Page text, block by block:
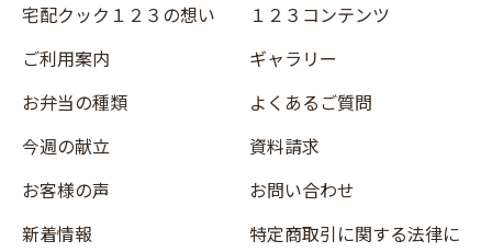
宅配クック１２３の想い
ご利用案内
お弁当の種類
今週の献立
お客様の声
新着情報
１２３コンテンツ
ギャラリー
よくあるご質問
資料請求
お問い合わせ
特定商取引に関する法律に